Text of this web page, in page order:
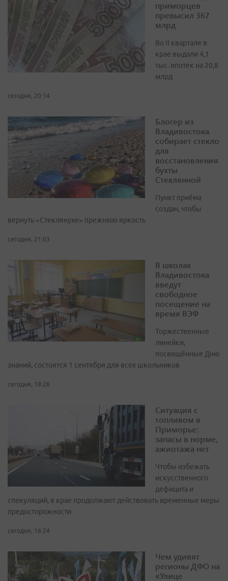
приморцев
превысил 367
млрд
Во II квартале в
крае выдали 4,1
тыс. ипотек на 20,8
млрд
сегодня, 20:14
Блогер из
Владивостока
собирает стекло
для
восстановления
бухты
Стеклянной
Пункт приёма
создан, чтобы
вернуть «Стеклянухе» прежнюю яркость
сегодня, 21:03
В школах
Владивостока
введут
свободное
посещение на
время ВЭФ
Торжественные
линейки,
посвящённые Дню
знаний, состоятся 1 сентября для всех школьников
сегодня, 18:26
Ситуация с
топливом в
Приморье:
запасы в норме,
ажиотажа нет
Чтобы избежать
искусственного
дефицита и
спекуляций, в крае продолжают действовать временные меры
предосторожности
сегодня, 16:24
Чем удивят
регионы ДФО на
«Улице